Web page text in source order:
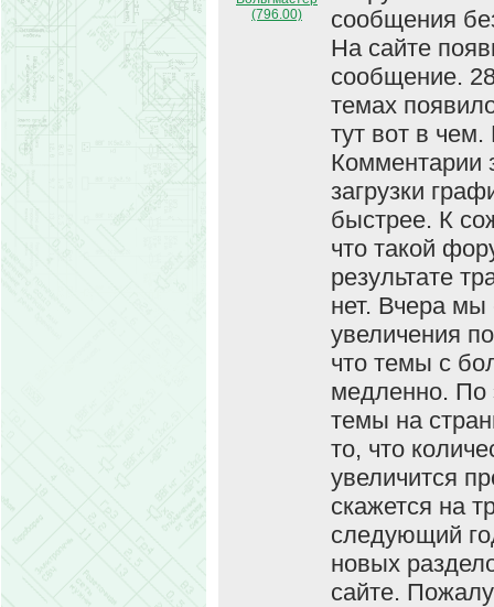
(796.00)
сообщения
На сайте
сообщение.
темах
тут вот в
Комментарии
загрузки
быстрее. К
что такой
результате
нет. Вчера
увеличения
что темы с
медленно. По
темы на
то, что
увеличится
скажется на
следующий
новых
сайте.